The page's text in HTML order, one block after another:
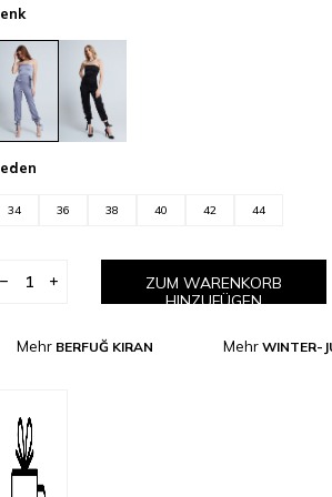
34 36 38 40 42 44
ZUM WARENKORB
HINZUFÜGEN
Mehr BERFUĞ KIRAN Mehr WINTER-